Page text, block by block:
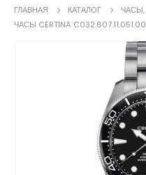
ГЛАВНАЯ КАТАЛОГ ЧАСЫ,
ЧАСЫ CERTINA C032.607.11.051.00